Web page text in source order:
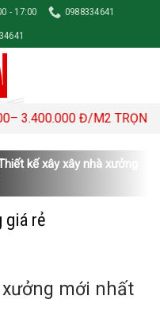
- 17:00
0988334641
Đ/M2 TRỌN GÓI
kế xây xây nhà xưởng
giá rẻ
mới nhất